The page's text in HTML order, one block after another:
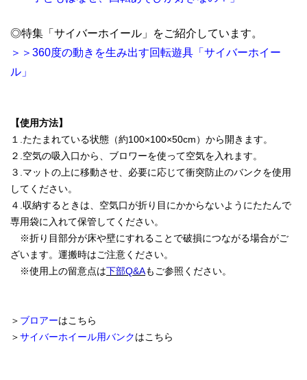
◎特集「サイバーホイール」をご紹介しています。
＞＞ 360度の動きを生み出す回転遊具「サイバーホイー
ル」
【使用方法】
１.たたまれている状態（約100×100×50cm）から開きます。
２.空気の吸入口から、ブロワーを使って空気を入れます。
３.マットの上に移動させ、必要に応じて衝突防止のバンクを使用
してください。
４.収納するときは、空気口が折り目にかからないようにたたんで
専用袋に入れて保管してください。
※折り目部分が床や壁にすれることで破損につながる場合がご
ざいます。運搬時はご注意ください。
※使用上の留意点は下部Q&Aもご参照ください。
＞ ブロアーはこちら
＞サイバーホイール用バンクはこちら